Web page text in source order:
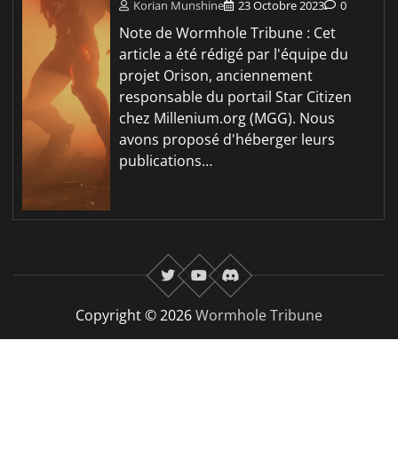
Korian Munshine 23 Octobre 2023 0
Note de Wormhole Tribune : Cet
article a été rédigé par l'équipe du
projet Orison, anciennement
responsable du portail Star Citizen
chez Millenium.org (MGG). Nous
avons proposé d'héberger leurs
publications…
twitteryoutubeDiscord
Copyright © 2026Wormhole Tribune